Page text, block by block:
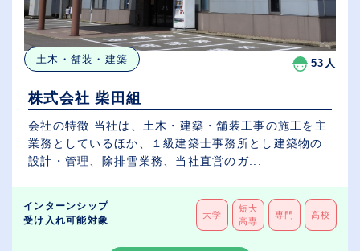
土木・舗装・建築 53人
株式会社 柴田組
会社の特徴 当社は、土木・建築・舗装工事の施工を主
業務としているほか、１級建築士事務所とし建築物の
設計・管理、除排雪業務、当社直営のガ...
インターンシップ
受け入れ可能対象
大学
短大
高専
専門 高校